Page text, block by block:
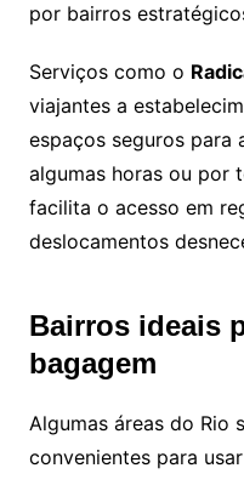
por bairros
Serviços como o
viajantes a
espaços seguros para
algumas horas ou por
facilita o acesso em
deslocamentos
Bairros ideais
bagagem
Algumas áreas do Rio
convenientes para